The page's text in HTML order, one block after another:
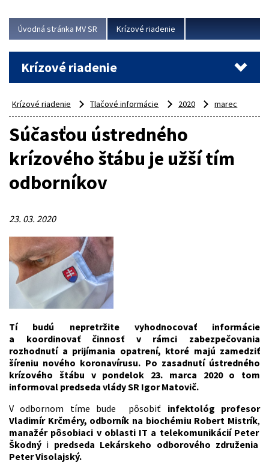
Úvodná stránka MV SR Krízové riadenie
Krízové riadenie
Krízové riadenie Tlačové informácie 2020 marec
Súčasťou ústredného
krízového štábu je užší tím
odborníkov
23. 03. 2020
Tí budú nepretržite vyhodnocovať informácie
a koordinovať činnosť v rámci zabezpečovania
rozhodnutí a prijímania opatrení, ktoré majú zamedziť
šíreniu nového koronavírusu. Po zasadnutí ústredného
krízového štábu v pondelok 23. marca 2020 o tom
informoval predseda vlády SR Igor Matovič.
V odbornom tíme bude pôsobiť infektológ profesor
Vladimír Krčméry, odborník na biochémiu Robert Mistrík,
manažér pôsobiaci v oblasti IT a telekomunikácií Peter
Škodný i predseda Lekárskeho odborového združenia
Peter Visolajský.